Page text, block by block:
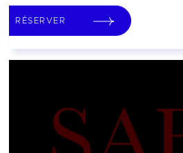
RÉSERVER